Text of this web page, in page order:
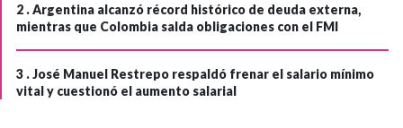
2 .Argentina alcanzó récord histórico de deuda externa,
mientras que Colombia salda obligaciones con el FMI
3 .José Manuel Restrepo respaldó frenar el salario mínimo
vital y cuestionó el aumento salarial